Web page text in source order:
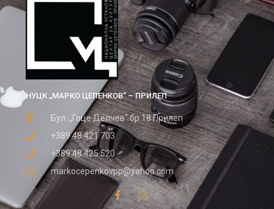
НУЦК „МАРКО ЦЕПЕНКОВ“ – ПРИЛЕП
Бул. „Гоце Делчев“ бр.18 Прилеп
+389 48 421 703
+389 48 425 520
markocepenkovpp@yahoo.com